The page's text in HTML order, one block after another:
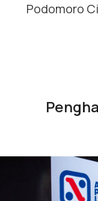
Podomoro